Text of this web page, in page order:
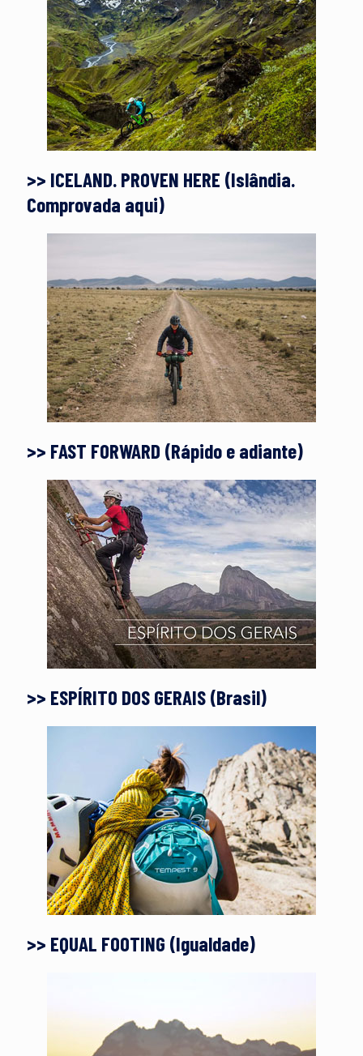
>> ICELAND. PROVEN HERE (Islândia.
Comprovada aqui)
>> FAST FORWARD (Rápido e adiante)
>> ESPÍRITO DOS GERAIS (Brasil)
>> EQUAL FOOTING (Igualdade)